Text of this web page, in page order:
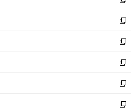
開
く
ウ
で
開
く
ン
ド
ウ
で
開
く
ウ
ィ
ン
ド
ウ
で
開
く
し
い
ウ
ィ
ン
ド
ウ
で
開
く
新
し
い
ウ
ィ
ン
ド
ウ
で
新
し
い
ウ
ィ
ン
ド
新
し
い
ウ
ィ
新
し
い
新